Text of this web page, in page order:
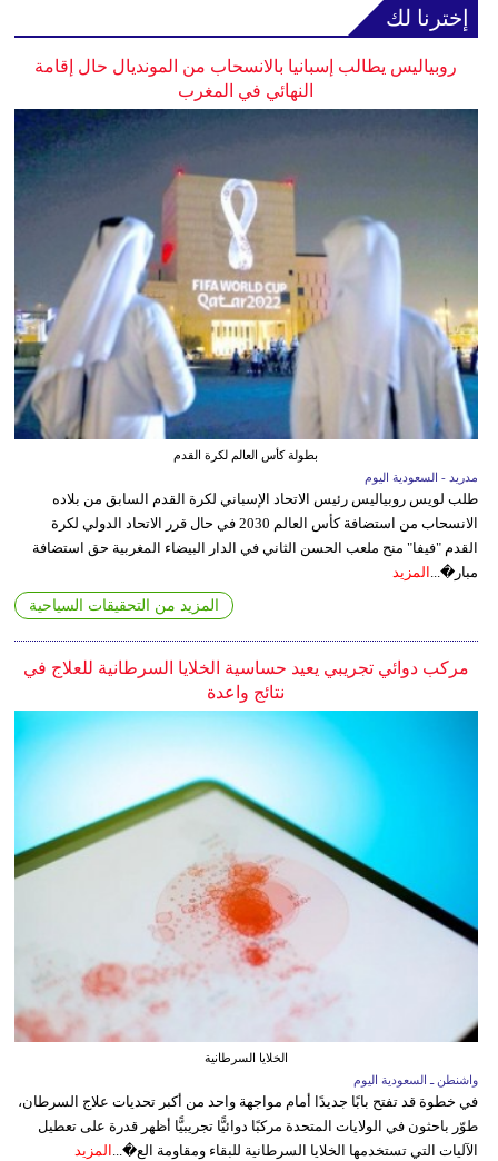
إخترنا لك
روبياليس يطالب إسبانيا بالانسحاب من المونديال حال إقامة
النهائي في المغرب
بطولة كأس العالم لكرة القدم
مدريد - السعودية اليوم
طلب لويس روبياليس رئيس الاتحاد الإسباني لكرة القدم السابق من بلاده
الانسحاب من استضافة كأس العالم 2030 في حال قرر الاتحاد الدولي لكرة
القدم "فيفا" منح ملعب الحسن الثاني في الدار البيضاء المغربية حق استضافة
مبار�... المزيد
المزيد من التحقيقات السياحية
مركب دوائي تجريبي يعيد حساسية الخلايا السرطانية للعلاج في
نتائج واعدة
الخلايا السرطانية
واشنطن ـ السعودية اليوم
في خطوة قد تفتح بابًا جديدًا أمام مواجهة واحد من أكبر تحديات علاج السرطان،
طوّر باحثون في الولايات المتحدة مركبًا دوائيًّا تجريبيًّا أظهر قدرة على تعطيل
الآليات التي تستخدمها الخلايا السرطانية للبقاء ومقاومة الع�... المزيد